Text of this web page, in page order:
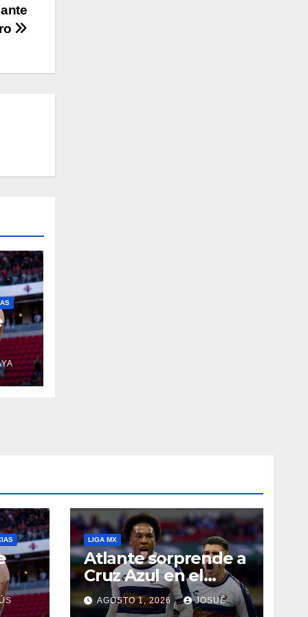
LIGA MX
Atlante sorprende a
Cruz Azul en el
Banorte
AGOSTO 1, 2026 JOSUÉ